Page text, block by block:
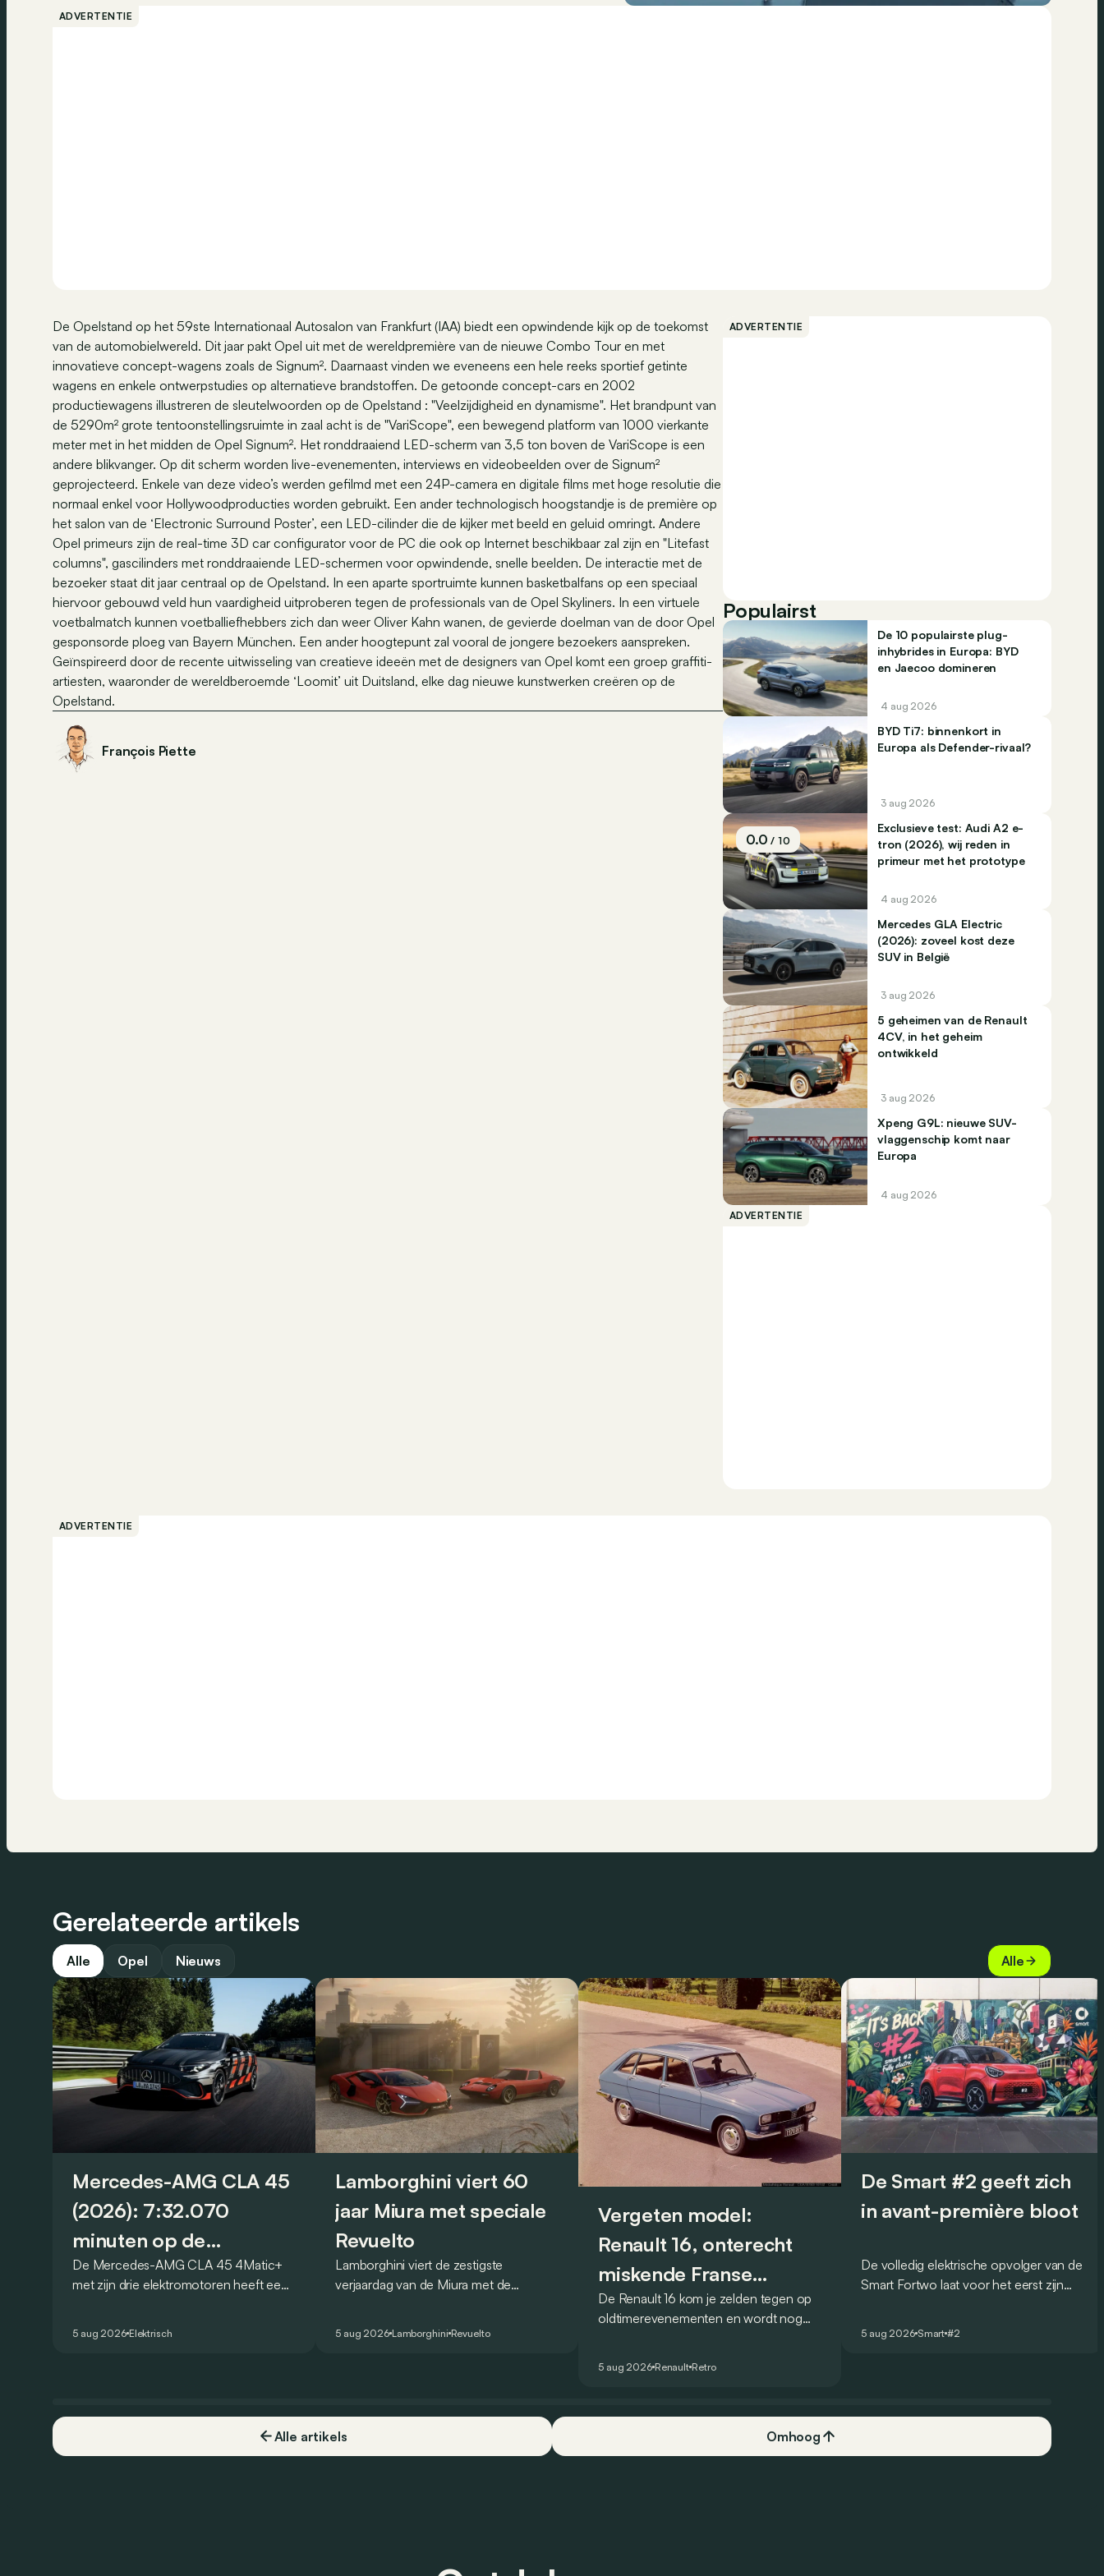
ADVERTENTIE
De Opelstand op het 59ste Internationaal Autosalon van Frankfurt (IAA) biedt een opwindende kijk op de toekomst
van de automobielwereld. Dit jaar pakt Opel uit met de wereldpremière van de nieuwe Combo Tour en met
innovatieve concept-wagens zoals de Signum². Daarnaast vinden we eveneens een hele reeks sportief getinte
wagens en enkele ontwerpstudies op alternatieve brandstoffen. De getoonde concept-cars en 2002
productiewagens illustreren de sleutelwoorden op de Opelstand : "Veelzijdigheid en dynamisme". Het brandpunt van
de 5290m² grote tentoonstellingsruimte in zaal acht is de "VariScope", een bewegend platform van 1000 vierkante
meter met in het midden de Opel Signum². Het ronddraaiend LED-scherm van 3,5 ton boven de VariScope is een
andere blikvanger. Op dit scherm worden live-evenementen, interviews en videobeelden over de Signum²
geprojecteerd. Enkele van deze video’s werden gefilmd met een 24P-camera en digitale films met hoge resolutie die
normaal enkel voor Hollywoodproducties worden gebruikt. Een ander technologisch hoogstandje is de première op
het salon van de ‘Electronic Surround Poster’, een LED-cilinder die de kijker met beeld en geluid omringt. Andere
Opel primeurs zijn de real-time 3D car configurator voor de PC die ook op Internet beschikbaar zal zijn en "Litefast
columns", gascilinders met ronddraaiende LED-schermen voor opwindende, snelle beelden. De interactie met de
bezoeker staat dit jaar centraal op de Opelstand. In een aparte sportruimte kunnen basketbalfans op een speciaal
hiervoor gebouwd veld hun vaardigheid uitproberen tegen de professionals van de Opel Skyliners. In een virtuele
voetbalmatch kunnen voetballiefhebbers zich dan weer Oliver Kahn wanen, de gevierde doelman van de door Opel
gesponsorde ploeg van Bayern München. Een ander hoogtepunt zal vooral de jongere bezoekers aanspreken.
Geïnspireerd door de recente uitwisseling van creatieve ideeën met de designers van Opel komt een groep graffiti-
artiesten, waaronder de wereldberoemde ‘Loomit’ uit Duitsland, elke dag nieuwe kunstwerken creëren op de
Opelstand.
François Piette
ADVERTENTIE
Populairst
De 10 populairste plug-
inhybrides in Europa: BYD
en Jaecoo domineren
4 aug 2026
BYD Ti7: binnenkort in
Europa als Defender-rivaal?
3 aug 2026
0.0/ 10
Exclusieve test: Audi A2 e-
tron (2026), wij reden in
primeur met het prototype
4 aug 2026
Mercedes GLA Electric
(2026): zoveel kost deze
SUV in België
3 aug 2026
5 geheimen van de Renault
4CV, in het geheim
ontwikkeld
3 aug 2026
Xpeng G9L: nieuwe SUV-
vlaggenschip komt naar
Europa
4 aug 2026
ADVERTENTIE
ADVERTENTIE
Gerelateerde artikels
Alle Opel Nieuws Alle
Mercedes-AMG CLA 45
(2026): 7:32.070
minuten op de
Nürburgring
De Mercedes-AMG CLA 45 4Matic+
met zijn drie elektromotoren heeft een
record precies?
5 aug 2026 Elektrisch
Lamborghini viert 60
jaar Miura met speciale
Revuelto
Lamborghini viert de zestigste
verjaardag van de Miura met de
brengt aan wat algemeen wordt
5 aug 2026 Lamborghini Revuelto
Vergeten model:
Renault 16, onterecht
miskende Franse
revolutionair
De Renault 16 kom je zelden tegen op
oldtimerevenementen en wordt nog
hoofd gezien, maar toch was de 16 in
5 aug 2026 Renault Retro
De Smart #2 geeft zich
in avant-première bloot
De volledig elektrische opvolger van de
Smart Fortwo laat voor het eerst zijn
hele wereld.
5 aug 2026 Smart #2
Alle artikels Omhoog